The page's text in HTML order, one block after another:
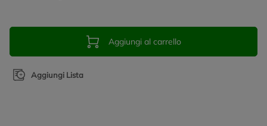
Aggiungi al carrello
Aggiungi Lista